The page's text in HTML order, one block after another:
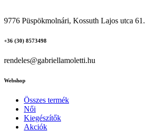
9776 Püspökmolnári, Kossuth Lajos utca 61.
+36 (30) 8573498
rendeles@gabriellamoletti.hu
Webshop
Összes termék
Női
Kiegészítők
Akciók